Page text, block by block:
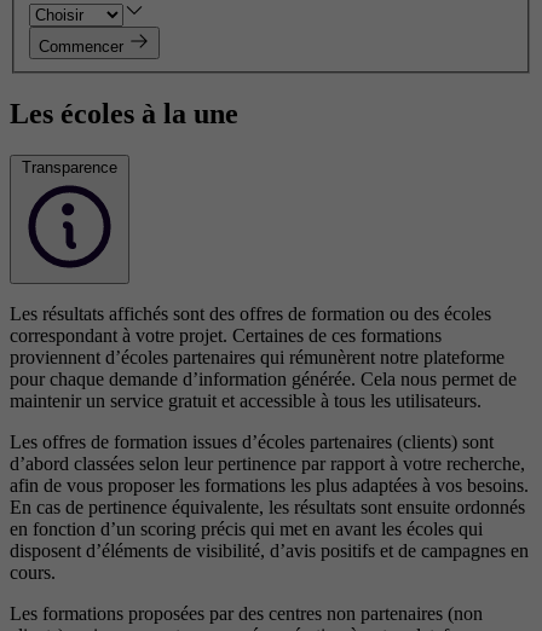
Commencer
Les écoles à la une
Transparence
Les résultats affichés sont des offres de formation ou des écoles
correspondant à votre projet. Certaines de ces formations
proviennent d’écoles partenaires qui rémunèrent notre plateforme
pour chaque demande d’information générée. Cela nous permet de
maintenir un service gratuit et accessible à tous les utilisateurs.
Les offres de formation issues d’écoles partenaires (clients) sont
d’abord classées selon leur pertinence par rapport à votre recherche,
afin de vous proposer les formations les plus adaptées à vos besoins.
En cas de pertinence équivalente, les résultats sont ensuite ordonnés
en fonction d’un scoring précis qui met en avant les écoles qui
disposent d’éléments de visibilité, d’avis positifs et de campagnes en
cours.
Les formations proposées par des centres non partenaires (non